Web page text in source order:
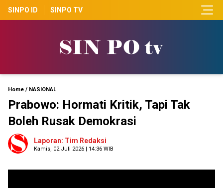
SINPO ID SINPO TV
Home / NASIONAL
Prabowo: Hormati Kritik, Tapi Tak
Boleh Rusak Demokrasi
Laporan: Tim Redaksi
Kamis, 02 Juli 2026 | 14:36 WIB